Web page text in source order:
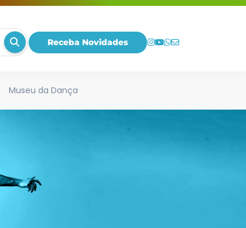
Receba Novidades
Museu da Dança